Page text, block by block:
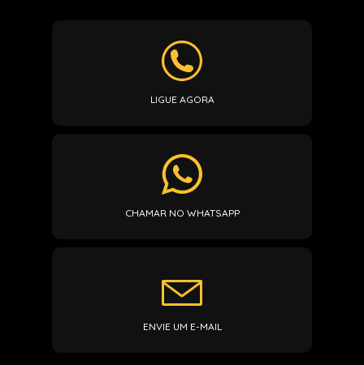
LIGUE AGORA
CHAMAR NO WHATSAPP
ENVIE UM E-MAIL